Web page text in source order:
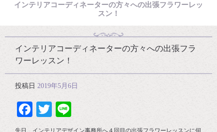
インテリアコーディネーターの方々への出張フラワーレッ
スン！
インテリアコーディネーターの方々への出張フラ
ワーレッスン！
投稿日 2019年5月6日
Facebook
Twitter